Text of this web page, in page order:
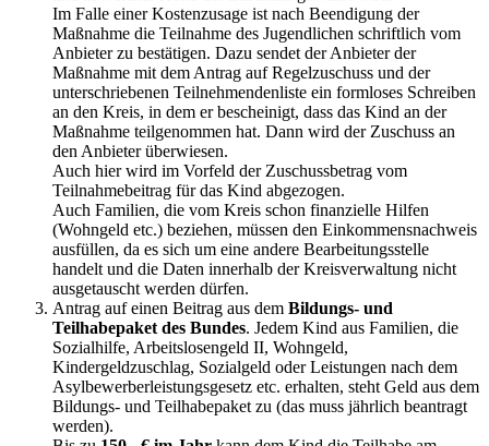
Im Falle einer Kostenzusage ist nach Beendigung der
Maßnahme die Teilnahme des Jugendlichen schriftlich vom
Anbieter zu bestätigen. Dazu sendet der Anbieter der
Maßnahme mit dem Antrag auf Regelzuschuss und der
unterschriebenen Teilnehmendenliste ein formloses Schreiben
an den Kreis, in dem er bescheinigt, dass das Kind an der
Maßnahme teilgenommen hat. Dann wird der Zuschuss an
den Anbieter überwiesen.
Auch hier wird im Vorfeld der Zuschussbetrag vom
Teilnahmebeitrag für das Kind abgezogen.
Auch Familien, die vom Kreis schon finanzielle Hilfen
(Wohngeld etc.) beziehen, müssen den Einkommensnachweis
ausfüllen, da es sich um eine andere Bearbeitungsstelle
handelt und die Daten innerhalb der Kreisverwaltung nicht
ausgetauscht werden dürfen.
Antrag auf einen Beitrag aus dem Bildungs- und
Teilhabepaket des Bundes. Jedem Kind aus Familien, die
Sozialhilfe, Arbeitslosengeld II, Wohngeld,
Kindergeldzuschlag, Sozialgeld oder Leistungen nach dem
Asylbewerberleistungsgesetz etc. erhalten, steht Geld aus dem
Bildungs- und Teilhabepaket zu (das muss jährlich beantragt
werden).